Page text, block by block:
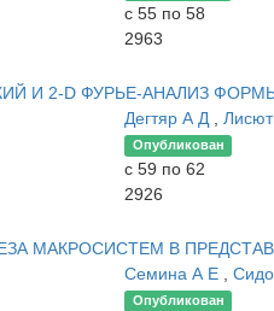
с 55 по 58
2963
И 2-D ФУРЬЕ-АНАЛИЗ
Дегтяр А Д ,
Опубликован
с 59 по 62
2926
МАКРОСИСТЕМ В
Семина А Е ,
Опубликован